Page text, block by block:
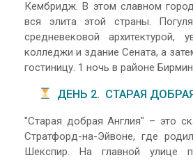
Кембридж. В этом славном
вся элита этой страны.
средневековой архитектурой,
колледжи и здание Сената, а
гостиницу. 1 ночь в районе
ДЕНЬ 2. СТАРАЯ
"Старая добрая Англия" – это
Стратфорд-на-Эйвоне, где
Шекспир. На главной улице